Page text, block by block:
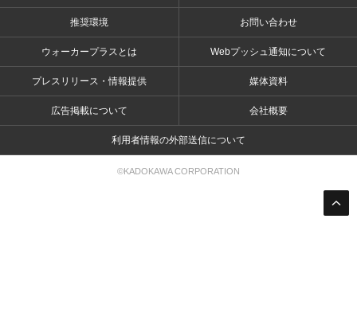
推奨環境 お問い合わせ
ウォーカープラスとは Webプッシュ通知について
プレスリリース・情報提供 媒体資料
広告掲載について 会社概要
利用者情報の外部送信について
©KADOKAWA CORPORATION